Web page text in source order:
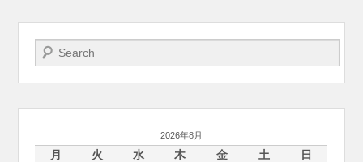
検索開始
2026年8月
月 火 水 木 金 土 日